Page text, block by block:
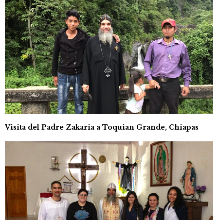
Visita del Padre Zakaria a Toquian Grande, Chiapas